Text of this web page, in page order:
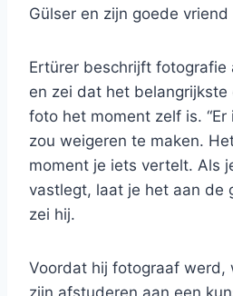
Gülser en zijn goede
Ertürer beschrijft fotografie
en zei dat het belangrijkste
foto het moment zelf is.
zou weigeren te maken.
moment je iets vertelt. Als
vastlegt, laat je het aan de
zei hij.
Voordat hij fotograaf werd,